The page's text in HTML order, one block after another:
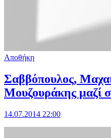
Αποθήκη
Σαββόπουλος,
Μουζουράκης μαζί
14.07.2014 22:00